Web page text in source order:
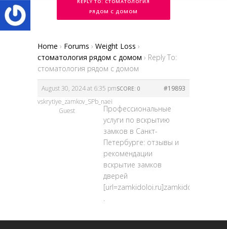
РЯДОМ С ДОМОМ
Home › Forums › Weight Loss ›
стоматология рядом с домом › Reply To:
стоматология рядом с домом
August 30, 2024 at 6:35 pm #19893
SCORE: 0
vskrytiye_zamkov_SPb_naei
Guest
Профессиональные
услуги по вскрытию
замков в Санкт-
Петербурге: отзывы и
рекомендации
вскрытие замков
дверей
[url=zamkidoloi.ru]zamkidoloi.ru[/url]
.